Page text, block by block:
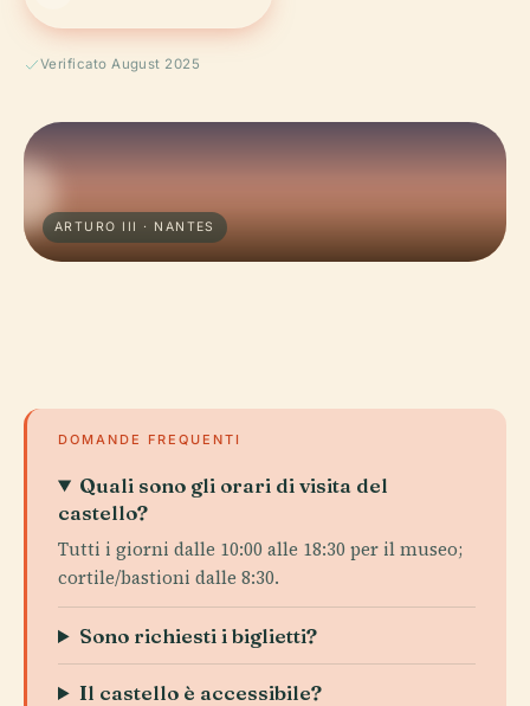
Verificato August 2025
ARTURO III · NANTES
DOMANDE FREQUENTI
Quali sono gli orari di visita del
castello?
Tutti i giorni dalle 10:00 alle 18:30 per il museo;
cortile/bastioni dalle 8:30.
Sono richiesti i biglietti?
Il castello è accessibile?